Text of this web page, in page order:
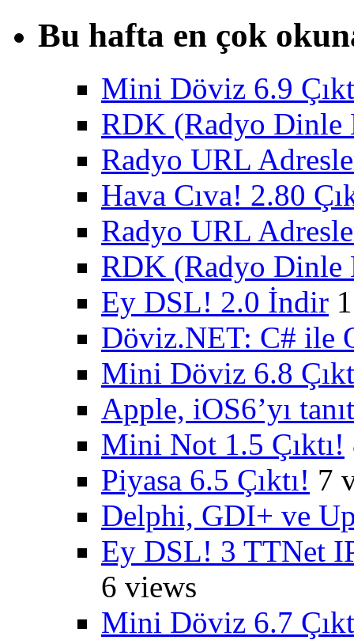
Bu hafta en çok
Mini Döviz 6.9
RDK (Radyo Dinle
Radyo URL
Hava Cıva! 2.80
Radyo URL
RDK (Radyo Dinle
Ey DSL! 2.0 İndir
Döviz.NET: C# ile
Mini Döviz 6.8
Apple, iOS6’yı
Mini Not 1.5 Çıktı!
Piyasa 6.5 Çıktı! 7
Delphi, GDI+ ve
Ey DSL! 3 TTNet
6 views
Mini Döviz 6.7